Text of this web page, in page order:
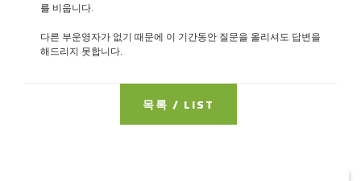
를 비웁니다.
다른 부운영자가 없기 때문에 이 기간동안 질문을 올리셔도 답변을
해드리지 못합니다.
목록 / LIST